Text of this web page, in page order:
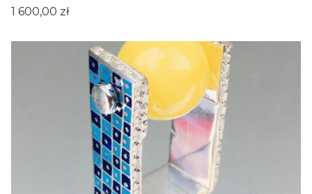
Cena
1 600,00 zł